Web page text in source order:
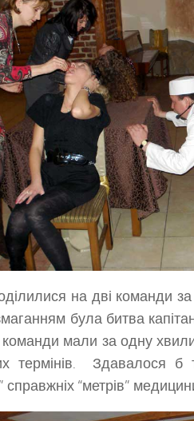
на дві команди
була битва
команди мали за одну
термінів. Здавалося
справжніх “метрів”